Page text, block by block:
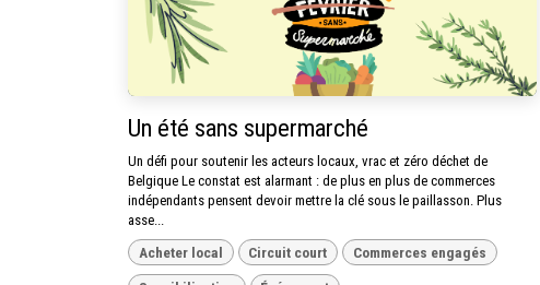
Un été sans supermarché
Un défi pour soutenir les acteurs locaux, vrac et zéro déchet de
Belgique Le constat est alarmant : de plus en plus de commerces
indépendants pensent devoir mettre la clé sous le paillasson. Plus
asse...
Acheter local Circuit court Commerces engagés